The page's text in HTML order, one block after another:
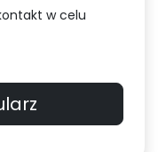
w celu